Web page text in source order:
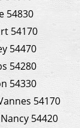
54830
54170
54470
54280
54330
54170
54420